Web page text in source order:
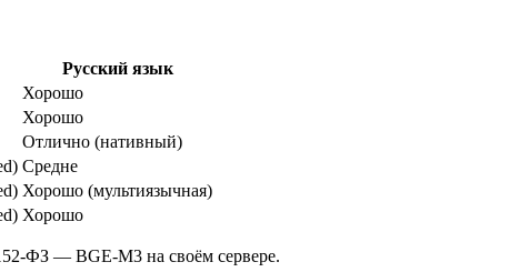
Русский язык
Хорошо
Хорошо
Отлично (нативный)
Средне
Хорошо (мультиязычная)
Хорошо
ФЗ — BGE-M3 на своём сервере.